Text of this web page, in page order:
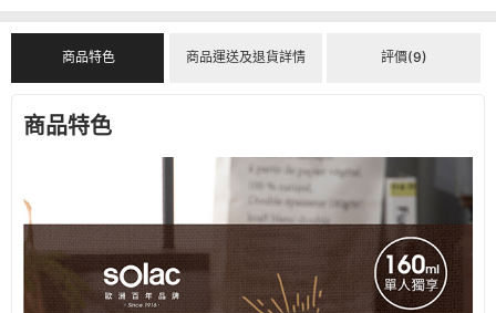
商品特色 商品運送及退貨詳情 評價(9)
商品特色